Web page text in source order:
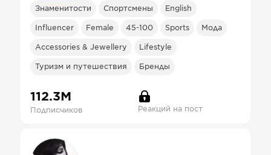
Знаменитости Спортсмены English
Influencer Female 45-100 Sports Мода
Accessories & Jewellery Lifestyle
Туризм и путешествия Бренды
112.3М
Подписчиков Реакций на пост